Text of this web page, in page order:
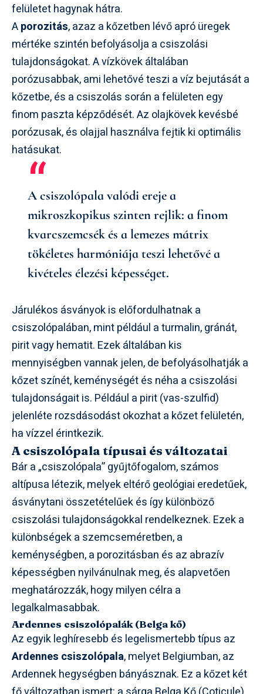
felületet hagynak hátra.
Aporozitás, azaz a kőzetben lévő apró üregek
mértéke szintén befolyásolja a csiszolási
tulajdonságokat. A vízkövek általában
porózusabbak, ami lehetővé teszi a víz bejutását a
kőzetbe, és a csiszolás során a felületen egy
finom paszta képződését. Az olajkövek kevésbé
porózusak, és olajjal használva fejtik ki optimális
hatásukat.
A csiszolópala valódi ereje a
mikroszkopikus szinten rejlik: a finom
kvarcszemcsék és a lemezes mátrix
tökéletes harmóniája teszi lehetővé a
kivételes élezési képességet.
Járulékos ásványok is előfordulhatnak a
csiszolópalában, mint például a turmalin, gránát,
pirit vagy hematit. Ezek általában kis
mennyiségben vannak jelen, de befolyásolhatják a
kőzet színét, keménységét és néha a csiszolási
tulajdonságait is. Például a pirit (vas-szulfid)
jelenléte rozsdásodást okozhat a kőzet felületén,
ha vízzel érintkezik.
A csiszolópala típusai és változatai
Bár a „csiszolópala” gyűjtőfogalom, számos
altípusa létezik, melyek eltérő geológiai eredetűek,
ásványtani összetételűek és így különböző
csiszolási tulajdonságokkal rendelkeznek. Ezek a
különbségek a szemcseméretben, a
keménységben, a porozitásban és az abrazív
képességben nyilvánulnak meg, és alapvetően
meghatározzák, hogy milyen célra a
legalkalmasabbak.
Ardennes csiszolópalák (Belga kő)
Az egyik leghíresebb és legelismertebb típus az
Ardennes csiszolópala, melyet Belgiumban, az
Ardennek hegységben bányásznak. Ez a kőzet két